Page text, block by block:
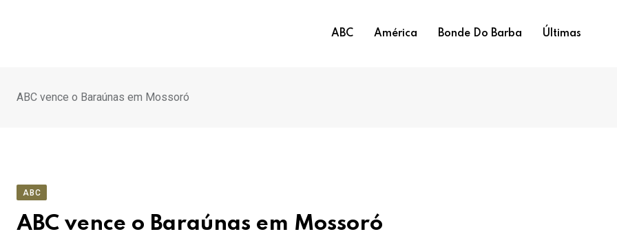
ABC América Bonde Do Barba Últimas
ABC vence o Baraúnas em Mossoró
ABC
ABC vence o Baraúnas em Mossoró